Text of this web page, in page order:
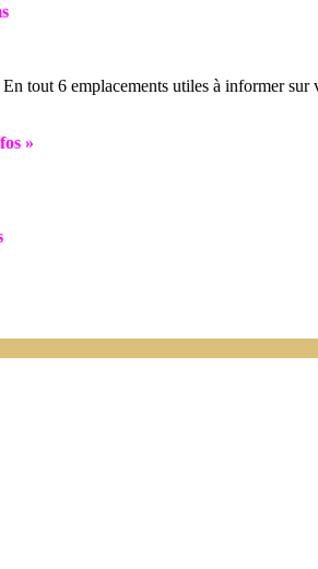
tout 6 emplacements utiles à informer sur
»